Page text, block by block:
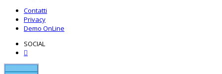
Contatti
Privacy
Demo OnLine
SOCIAL